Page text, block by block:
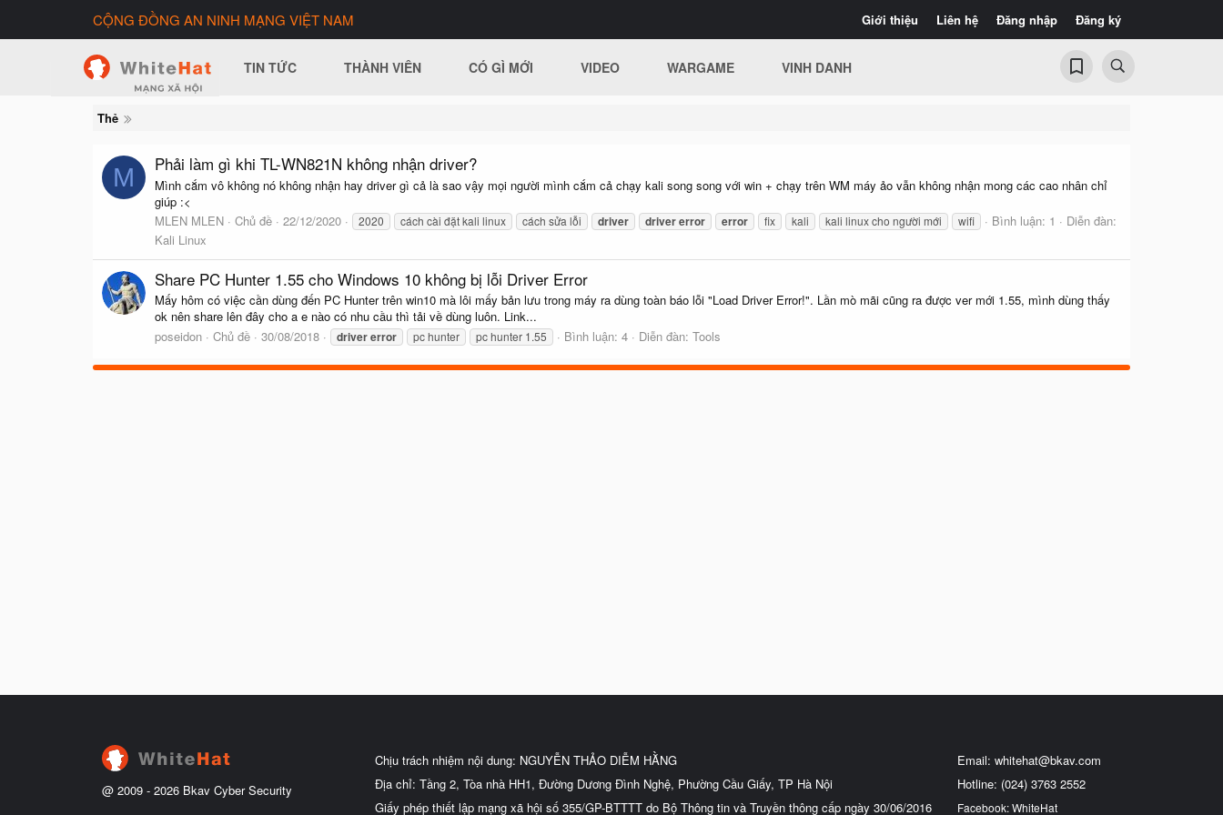
Giới thiệu Liên hệ Đăng nhập Đăng ký
CỘNG ĐỒNG AN NINH MẠNG VIỆT NAM
TIN TỨC THÀNH VIÊN CÓ GÌ MỚI VIDEO WARGAME VINH DANH
Thẻ
M Phải làm gì khi TL-WN821N không nhận driver?
Mình cắm vô không nó không nhận hay driver gì cả là sao vậy mọi người mình cắm cả chạy kali song song với win + chạy trên WM máy ảo vẫn không nhận mong các cao nhân chỉ
giúp :<
MLEN MLEN
Chủ đề 22/12/2020 2020 cách cài đặt kali linux cách sửa lỗi driver drivererror error fix kali kali linux cho người mới wifi Bình luận: 1
Diễn đàn:
Kali Linux
Share PC Hunter 1.55 cho Windows 10 không bị lỗi Driver Error
Mấy hôm có việc cần dùng đến PC Hunter trên win10 mà lôi mấy bản lưu trong máy ra dùng toàn báo lỗi "Load Driver Error!". Lần mò mãi cũng ra được ver mới 1.55, mình dùng thấy
ok nên share lên đây cho a e nào có nhu cầu thì tải về dùng luôn. Link...
poseidon
Chủ đề 30/08/2018 drivererror pc hunter pc hunter 1.55 Bình luận: 4 Diễn đàn: Tools
@ 2009 - 2026 Bkav Cyber Security
Chịu trách nhiệm nội dung: NGUYỄN THẢO DIỄM HẰNG
Địa chỉ: Tầng 2, Tòa nhà HH1, Đường Dương Đình Nghệ, Phường Cầu Giấy, TP Hà Nội
Giấy phép thiết lập mạng xã hội số 355/GP-BTTTT do Bộ Thông tin và Truyền thông cấp ngày 30/06/2016
Email: whitehat@bkav.com
Hotline: (024) 3763 2552
Facebook: WhiteHat